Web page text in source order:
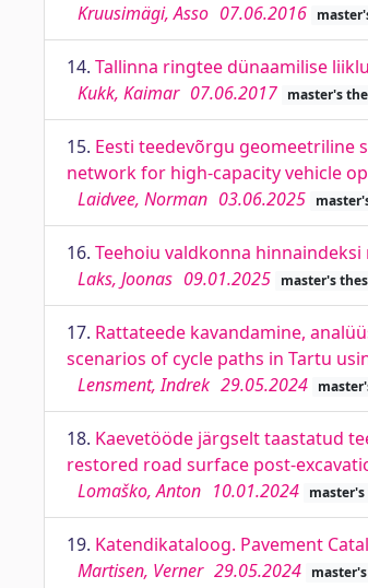
Kruusimägi, Asso 07.06.2016
14. Tallinna ringtee dünaamilise
Kukk, Kaimar 07.06.2017 master's
15. Eesti teedevõrgu geomeetriline
network for high-capacity vehicle
Laidvee, Norman 03.06.2025
16. Teehoiu valdkonna
Laks, Joonas 09.01.2025 master's
17. Rattateede kavandamine,
scenarios of cycle paths in Tartu
Lensment, Indrek 29.05.2024
18. Kaevetööde järgselt taastatud
restored road surface post-
Lomaško, Anton 10.01.2024 master's
19. Katendikataloog. Pavement
Martisen, Verner 29.05.2024